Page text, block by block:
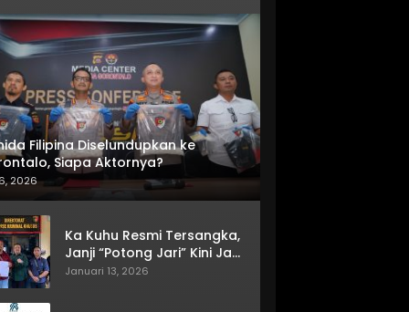
Filipina Diselundupkan ke
Siapa Aktornya?
2026
Ka Kuhu Resmi Tersangka,
Janji “Potong Jari” Kini Jadi
Bumerang
Januari 13, 2026